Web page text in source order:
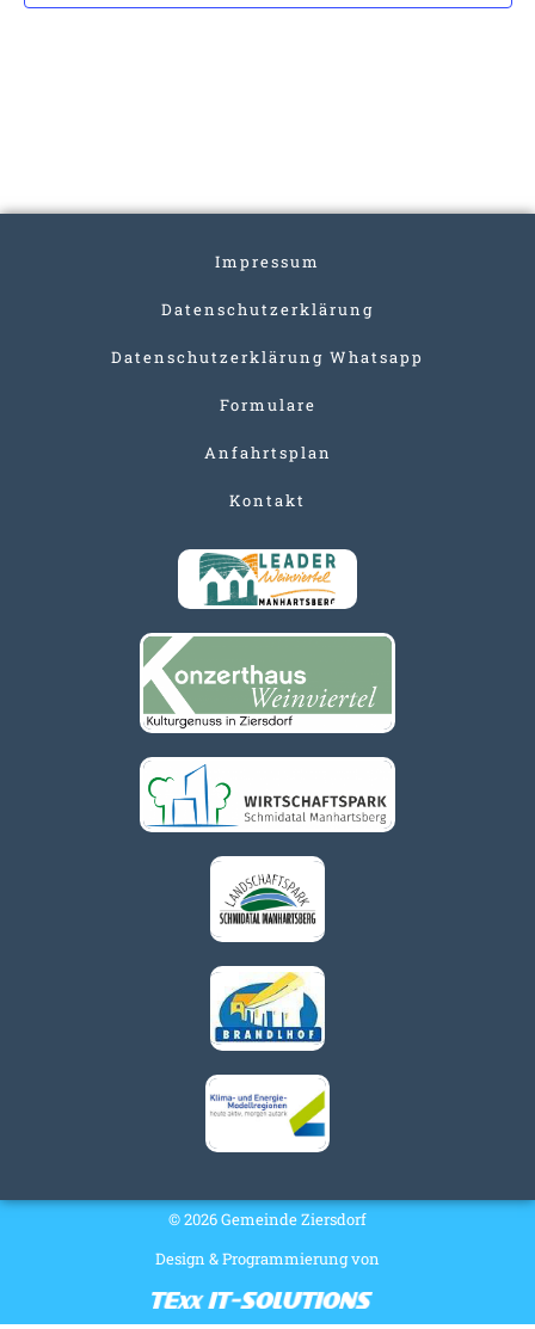
Impressum
Datenschutzerklärung
Datenschutzerklärung Whatsapp
Formulare
Anfahrtsplan
Kontakt
© 2026 Gemeinde Ziersdorf
Design & Programmierung von